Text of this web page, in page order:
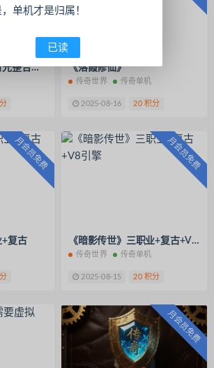
《传奇世界》精品时光整合版+众多挑战地图+灵宠法宝等系统+融合元神 《落霞修仙》
传奇世界 传奇单机
2025-08-16 20 积分
月会员免费
+复古
月会员免费
《暗影传世》三职业+复古+V8引擎
传奇世界 传奇单机
2025-08-15 20 积分
月会员免费
单机才是归属！
已读